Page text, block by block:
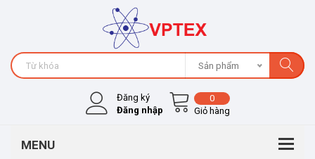
Sản phẩm
Đăng ký
Đăng nhập
0
Giỏ hàng